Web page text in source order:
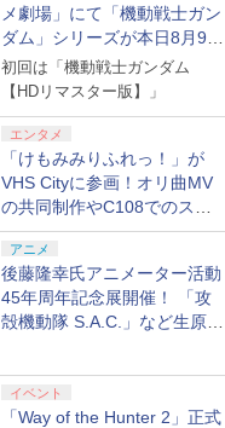
メ劇場」にて「機動戦士ガン
ダム」シリーズが本日8月9日
から8週連続で放送
初回は「機動戦士ガンダム
【HDリマスター版】」
エンタメ
「けもみみりふれっ！」が
VHS Cityに参画！オリ曲MV
の共同制作やC108でのスペ
シャルコラボ広告を掲出
アニメ
後藤隆幸氏アニメーター活動
45年周年記念展開催！ 「攻
殻機動隊 S.A.C.」など生原
イベント
「Way of the Hunter 2」正式